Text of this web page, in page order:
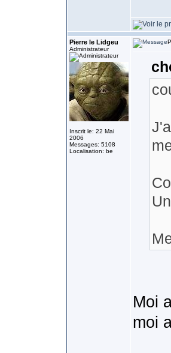
Pierre le Lidgeu
Administrateur
Inscrit le: 22 Mai
2006
Messages: 5108
Localisation: be
Moi
moi